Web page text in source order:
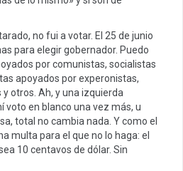
no fui a votar. El 25 de junio
para elegir gobernador. Puedo
por comunistas, socialistas
apoyados por experonistas,
otros. Ah, y una izquierda
voto en blanco una vez más, u
total no cambia nada. Y como el
multa para el que no lo haga: el
10 centavos de dólar. Sin